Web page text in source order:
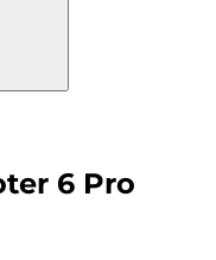
6 Pro